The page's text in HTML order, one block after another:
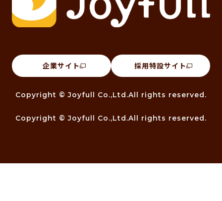
企業サイト 採用特設サイト
Copyright © Joyfull Co.,Ltd.All rights reserved.
Copyright © Joyfull Co.,Ltd.All rights reserved.